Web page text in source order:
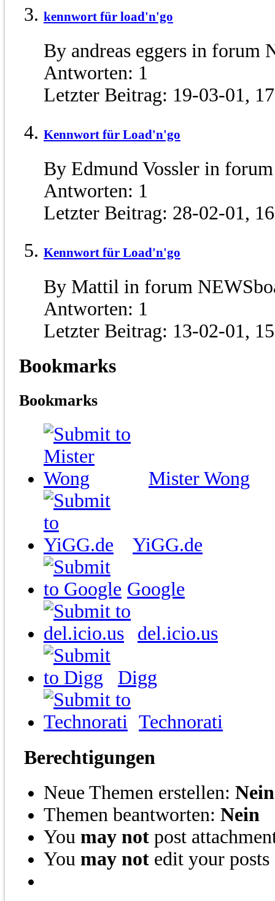
kennwort für load'n'go
By andreas eggers in forum
Antworten: 1
Letzter Beitrag: 19-03-01,
Kennwort für Load'n'go
By Edmund Vossler in
Antworten: 1
Letzter Beitrag: 28-02-01,
Kennwort für Load'n'go
By Mattil in forum
Antworten: 1
Letzter Beitrag: 13-02-01,
Bookmarks
Bookmarks
Mister Wong
YiGG.de
Google
del.icio.us
Digg
Technorati
Berechtigungen
Neue Themen erstellen: Nein
Themen beantworten: Nein
You may not post
You may not edit your posts